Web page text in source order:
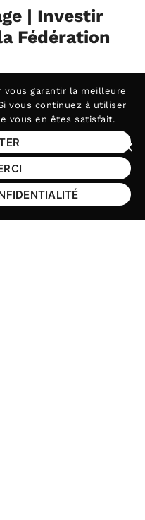
| Investir
Fédération
(…)
vous garantir la meilleure
vous continuez à utiliser
vous en êtes satisfait.